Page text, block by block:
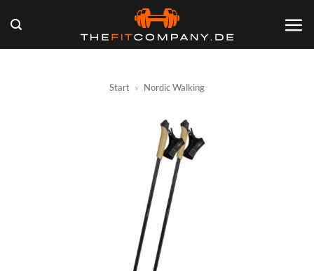
Inhalt
springen
Start » Nordic Walking